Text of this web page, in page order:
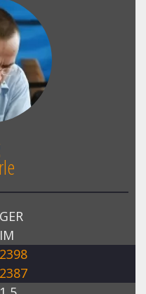
GER
IM
2398
2387